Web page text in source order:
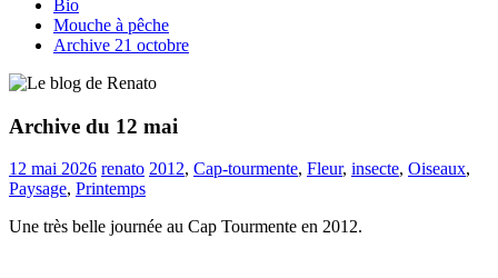
Bio
Mouche à pêche
Archive 21 octobre
Archive du 12 mai
12 mai 2026 renato 2012, Cap-tourmente, Fleur, insecte, Oiseaux,
Paysage, Printemps
Une très belle journée au Cap Tourmente en 2012.